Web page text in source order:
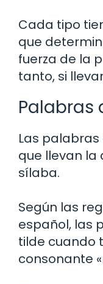
Cada tipo
que
fuerza de la
tanto, si
Palabras
Las
que llevan la
sílaba.
Según las
español, las
tilde cuando
consonante